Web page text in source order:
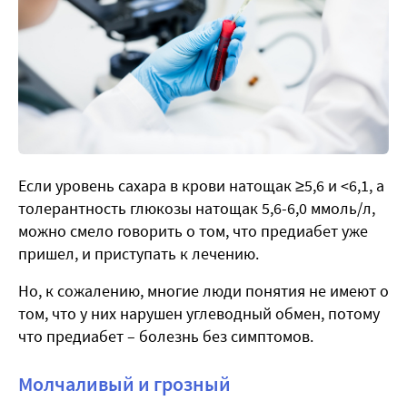
Если уровень сахара в крови натощак ≥5,6 и <6,1, а
толерантность глюкозы натощак 5,6-6,0 ммоль/л,
можно смело говорить о том, что предиабет уже
пришел, и приступать к лечению.
Но, к сожалению, многие люди понятия не имеют о
том, что у них нарушен углеводный обмен, потому
что предиабет – болезнь без симптомов.
Молчаливый и грозный